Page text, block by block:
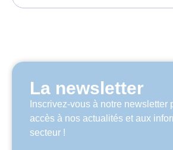
La newsletter
Inscrivez-vous à notre newsletter
accès à nos actualités et aux
secteur !